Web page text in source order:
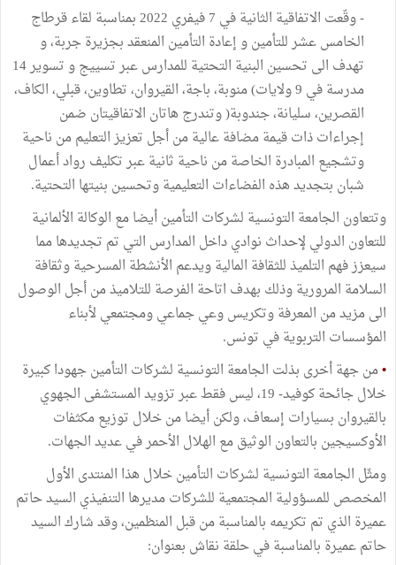
- وقّعت الاتفاقية الثانية في 7 فيفري 2022 بمناسبة لقاء قرطاج
الخامس عشر للتأمين و إعادة التأمين المنعقد بجزيرة جربة، و
تهدف الى تحسين البنية التحتية للمدارس عبر تسييج و تسوير 14
مدرسة في 9 ولايات) منوبة، باجة، القيروان، تطاوين، قبلي، الكاف،
القصرين، سليانة، جندوبة( وتندرج هاتان الاتفاقيتان ضمن
إجراءات ذات قيمة مضافة عالية من أجل تعزيز التعليم من ناحية
وتشجيع المبادرة الخاصة من ناحية ثانية عبر تكليف رواد أعمال
شبان بتجديد هذه الفضاءات التعليمية وتحسين بنيتها التحتية.
وتتعاون الجامعة التونسية لشركات التأمين أيضا مع الوكالة الألمانية
للتعاون الدولي لإحداث نوادي داخل المدارس التي تم تجديدها مما
سيعزز فهم التلميذ للثقافة المالية ويدعم الأنشطة المسرحية وثقافة
السلامة المرورية وذلك بهدف اتاحة الفرصة للتلاميذ من أجل الوصول
الى مزيد من المعرفة وتكريس وعي جماعي ومجتمعي لأبناء
المؤسسات التربوية في تونس.
•من جهة أخرى بذلت الجامعة التونسية لشركات التأمين جهودا كبيرة
خلال جائحة كوفيد- 19، ليس فقط عبر تزويد المستشفى الجهوي
بالقيروان بسيارات إسعاف، ولكن أيضا من خلال توزيع مكثفات
الأوكسيجين بالتعاون الوثيق مع الهلال الأحمر في عديد الجهات.
ومثّل الجامعة التونسية لشركات التأمين خلال هذا المنتدى الأول
المخصص للمسؤولية المجتمعية للشركات مديرها التنفيذي السيد حاتم
عميرة الذي تم تكريمه بالمناسبة من قبل المنظمين، وقد شارك السيد
حاتم عميرة بالمناسبة في حلقة نقاش بعنوان: